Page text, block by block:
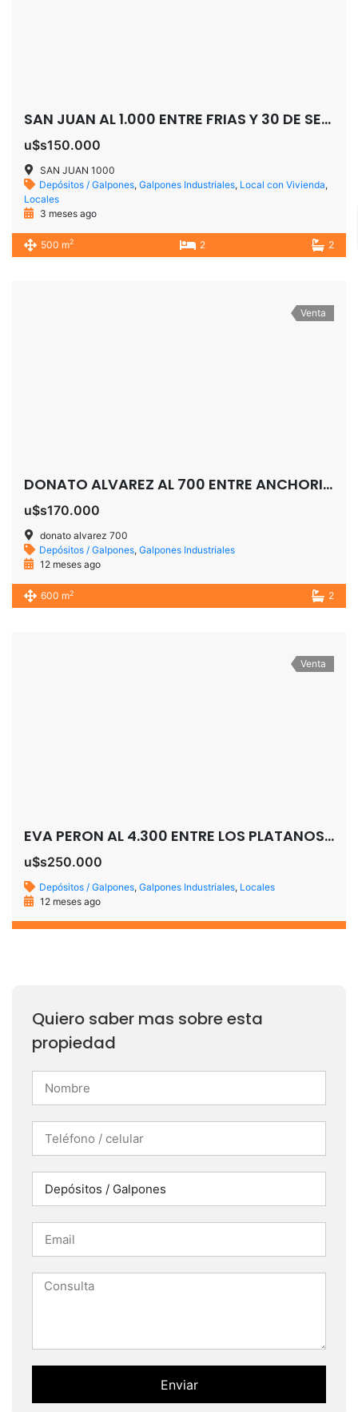
SAN JUAN AL 1.000 ENTRE FRIAS Y 30 DE SEPTIEMBRE
u$s150.000
SAN JUAN 1000
Depósitos / Galpones, Galpones Industriales, Local con Vivienda,
Locales
3 meses ago
500 m2 2 2
Venta
DONATO ALVAREZ AL 700 ENTRE ANCHORIS Y LA MADRESELVA TEMPERLEY
u$s170.000
donato alvarez 700
Depósitos / Galpones, Galpones Industriales
12 meses ago
600 m2 2
Venta
EVA PERON AL 4.300 ENTRE LOS PLATANOS Y MONTEZUMA SAN JOSE TEMPERLEY
u$s250.000
Depósitos / Galpones, Galpones Industriales, Locales
12 meses ago
Quiero saber mas sobre esta
propiedad
Enviar